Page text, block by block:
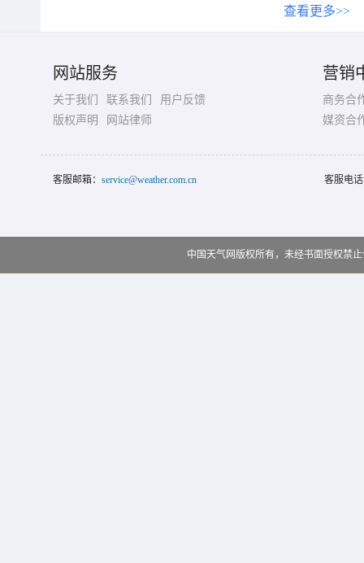
查看更多>>
网站服务
关于我们 联系我们
用户反馈
版权声明
网站律师
营销
商务合
媒资合
客服邮箱： service@weather.com.cn 客服电
中国天气网版权所有，未经书面授权